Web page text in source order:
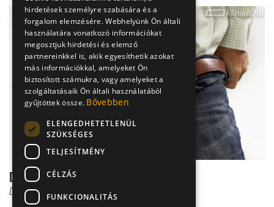
Dr. Czeizel: mi történt a férfiakkal?
Dr. Czeizel Endre
hirdetések személyre szabására és a
forgalom elemzésére. Webhelyünk Ön általi
használatára vonatkozó információkat
megosztjuk hirdetési és elemző
partnereinkkel is, akik egyesíthetik azokat
más információkkal, amelyeket Ön
biztosított számukra, vagy amelyeket a
szolgáltatásaik Ön általi használatából
gyűjtöttek össze. Bővebben
ELENGEDHETETLENÜL
SZÜKSÉGES
TELJESÍTMÉNY
CÉLZÁS
FUNKCIONALITÁS